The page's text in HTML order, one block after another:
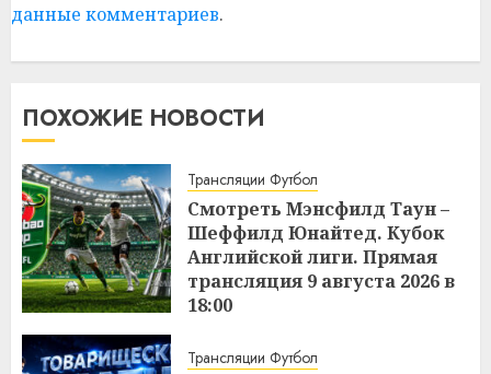
данные комментариев.
ПОХОЖИЕ НОВОСТИ
Трансляции Футбол
Смотреть Мэнсфилд Таун –
Шеффилд Юнайтед. Кубок
Английской лиги. Прямая
трансляция 9 августа 2026 в
18:00
Трансляции Футбол